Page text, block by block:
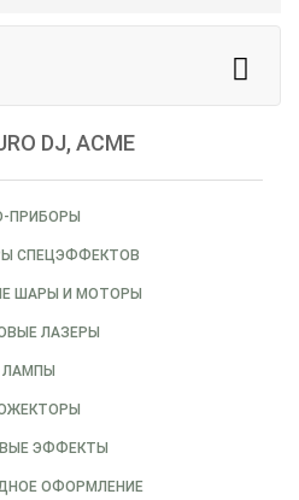
DJ, ACME
ПРИБОРЫ
СПЕЦЭФФЕКТОВ
ШАРЫ И МОТОРЫ
ЛАЗЕРЫ
ЛАМПЫ
ЭФФЕКТЫ
ОФОРМЛЕНИЕ